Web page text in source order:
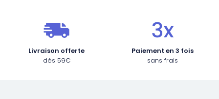
Livraison offerte
dès 59€
Paiement en 3 fois
sans frais